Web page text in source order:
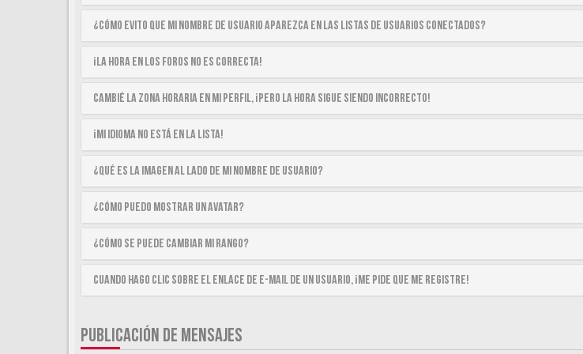
¿Cómo evito que mi nombre de usuario aparezca en las listas de usuarios conectados?
¡La hora en los foros no es correcta!
Cambié la zona horaria en mi perfil, ¡pero la hora sigue siendo incorrecto!
¡Mi idioma no está en la lista!
¿Qué es la imagen al lado de mi nombre de usuario?
¿Cómo puedo mostrar un avatar?
¿Cómo se puede cambiar mi rango?
Cuando hago clic sobre el enlace de e-mail de un usuario, ¡me pide que me registre!
PUBLICACIÓN DE MENSAJES